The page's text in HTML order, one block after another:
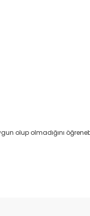
olup olmadığını